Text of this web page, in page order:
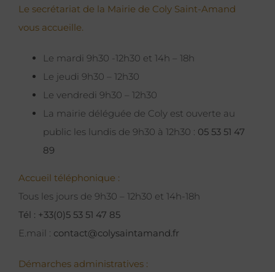
Le secrétariat de la Mairie de Coly Saint-Amand
vous accueille.
Le mardi 9h30 -12h30 et 14h – 18h
Le jeudi 9h30 – 12h30
Le vendredi 9h30 – 12h30
La mairie déléguée de Coly est ouverte au
public les lundis de 9h30 à 12h30 : 05 53 51 47
89
Accueil téléphonique :
Tous les jours de 9h30 – 12h30 et 14h-18h
Tél : +33(0)5 53 51 47 85
E.mail : contact@colysaintamand.fr
Démarches administratives :